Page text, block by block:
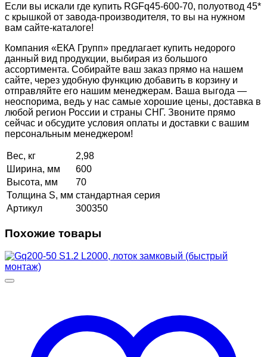
Если вы искали где купить RGFq45-600-70, полуотвод 45*
с крышкой от завода-производителя, то вы на нужном
вам сайте-каталоге!
Компания «ЕКА Групп» предлагает купить недорого
данный вид продукции, выбирая из большого
ассортимента. Собирайте ваш заказ прямо на нашем
сайте, через удобную функцию добавить в корзину и
отправляйте его нашим менеджерам. Ваша выгода —
неоспорима, ведь у нас самые хорошие цены, доставка в
любой регион России и страны СНГ. Звоните прямо
сейчас и обсудите условия оплаты и доставки с вашим
персональным менеджером!
Вес, кг
2,98
Ширина, мм
600
Высота, мм
70
Толщина S, мм стандартная серия
Артикул
300350
Похожие товары